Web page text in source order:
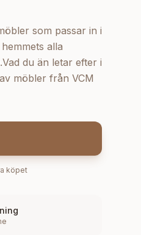
som passar in i
alla
du än letar efter i
möbler från VCM
köpet